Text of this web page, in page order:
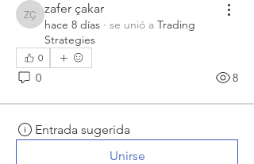
zafer çakar
zafer çakar
hace 8 días · se unió a Trading
Strategies
0
0 8
Entrada sugerida
Unirse